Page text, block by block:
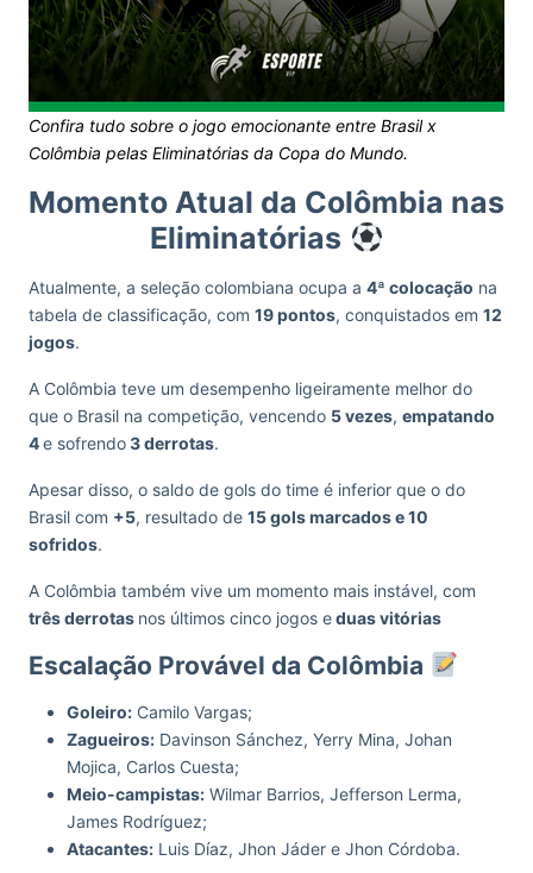
Confira tudo sobre o jogo emocionante entre Brasil x
Colômbia pelas Eliminatórias da Copa do Mundo.
Momento Atual da Colômbia nas
Eliminatórias
Atualmente, a seleção colombiana ocupa a 4ª colocação na
tabela de classificação, com 19 pontos, conquistados em 12
jogos.
A Colômbia teve um desempenho ligeiramente melhor do
que o Brasil na competição, vencendo 5 vezes, empatando
4e sofrendo3 derrotas.
Apesar disso, o saldo de gols do time é inferior que o do
Brasil com +5, resultado de 15 gols marcados e 10
sofridos.
A Colômbia também vive um momento mais instável, com
três derrotas nos últimos cinco jogos eduas vitórias
Escalação Provável da Colômbia
Goleiro: Camilo Vargas;
Zagueiros: Davinson Sánchez, Yerry Mina, Johan
Mojica, Carlos Cuesta;
Meio-campistas: Wilmar Barrios, Jefferson Lerma,
James Rodríguez;
Atacantes: Luis Díaz, Jhon Jáder e Jhon Córdoba.